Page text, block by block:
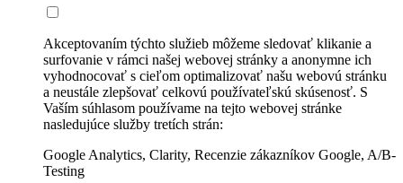
Akceptovaním týchto služieb môžeme sledovať klikanie a
surfovanie v rámci našej webovej stránky a anonymne ich
vyhodnocovať s cieľom optimalizovať našu webovú stránku
a neustále zlepšovať celkovú používateľskú skúsenosť. S
Vaším súhlasom používame na tejto webovej stránke
nasledujúce služby tretích strán:
Google Analytics, Clarity, Recenzie zákazníkov Google, A/B-
Testing